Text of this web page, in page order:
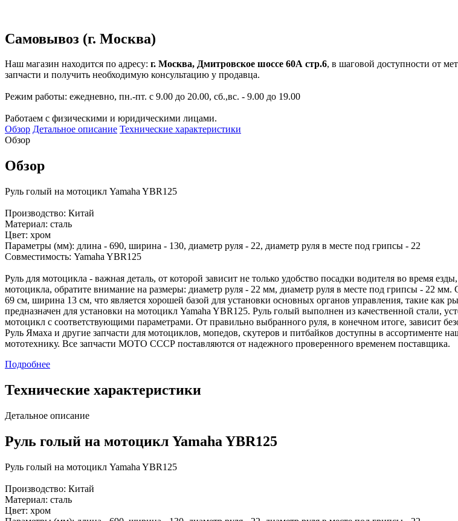
Самовывоз (г. Москва)
Наш магазин находится по адресу: г. Москва, Дмитровское шоссе 60А стр.6, в шаговой доступности от
запчасти и получить необходимую консультацию у продавца.
Режим работы: ежедневно, пн.-пт. с 9.00 до 20.00, сб.,вс. - 9.00 до 19.00
Работаем с физическими и юридическими лицами.
Обзор Детальное описание Технические характеристики
Обзор
Обзор
Руль голый на мотоцикл Yamaha YBR125
Производство: Китай
Материал: сталь
Цвет: хром
Параметры (мм): длина - 690, ширина - 130, диаметр руля - 22, диаметр руля в месте под грипсы - 22
Совместимость: Yamaha YBR125
Руль для мотоцикла - важная деталь, от которой зависит не только удобство посадки водителя во время
мотоцикла, обратите внимание на размеры: диаметр руля - 22 мм, диаметр руля в месте под грипсы - 22
69 см, ширина 13 см, что является хорошей базой для установки основных органов управления, такие как
предназначен для установки на мотоцикл Yamaha YBR125. Руль голый выполнен из качественной стали,
мотоцикл с соответствующими параметрами. От правильно выбранного руля, в конечном итоге, зависит
Руль Ямаха и другие запчасти для мотоциклов, мопедов, скутеров и питбайков доступны в ассортименте
мототехнику. Все запчасти МОТО СССР поставляются от надежного проверенного временем поставщика.
Подробнее
Технические характеристики
Детальное описание
Руль голый на мотоцикл Yamaha YBR125
Руль голый на мотоцикл Yamaha YBR125
Производство: Китай
Материал: сталь
Цвет: хром